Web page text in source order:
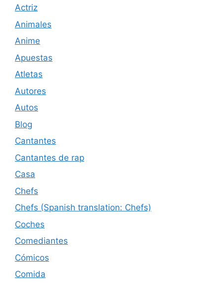
Actriz
Animales
Anime
Apuestas
Atletas
Autores
Autos
Blog
Cantantes
Cantantes de rap
Casa
Chefs
Chefs (Spanish translation: Chefs)
Coches
Comediantes
Cómicos
Comida